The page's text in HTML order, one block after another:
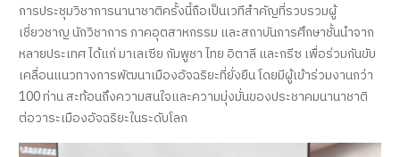
การประชุมวิชาการนานาชาติครั้งนี้ถือเป็นเวทีสำคัญที่รวบรวมผู้
เชี่ยวชาญ นักวิชาการ ภาคอุตสาหกรรม และสถาบันการศึกษาชั้นนำจาก
หลายประเทศ ได้แก่ มาเลเซีย กัมพูชา ไทย อิตาลี และกรีซ เพื่อร่วมกันขับ
เคลื่อนแนวทางการพัฒนาเมืองอัจฉริยะที่ยั่งยืน โดยมีผู้เข้าร่วมงานกว่า
100 ท่าน สะท้อนถึงความสนใจและความมุ่งมั่นของประชาคมนานาชาติ
ต่อวาระเมืองอัจฉริยะในระดับโลก